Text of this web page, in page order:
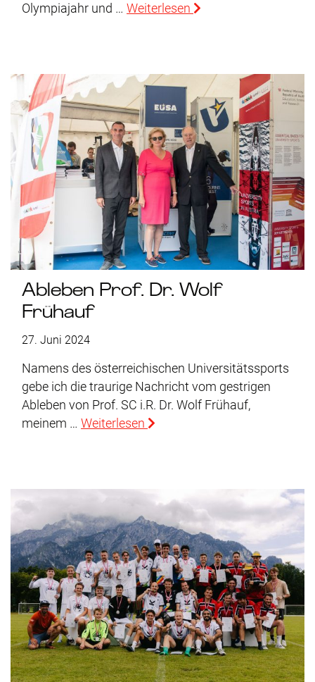
Olympiajahr und … Weiterlesen
Ableben Prof. Dr. Wolf
Frühauf
27. Juni 2024
Namens des österreichischen Universitätssports
gebe ich die traurige Nachricht vom gestrigen
Ableben von Prof. SC i.R. Dr. Wolf Frühauf,
meinem … Weiterlesen